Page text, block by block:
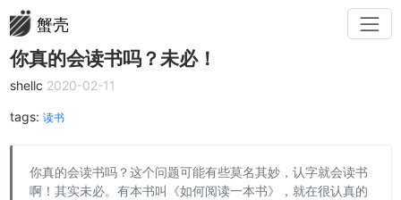
蟹壳
你真的会读书吗？未必！
shellc 2020-02-11
tags: 读书
你真的会读书吗？这个问题可能有些莫名其妙，认字就会读书
啊！其实未必。有本书叫《如何阅读一本书》，就在很认真的